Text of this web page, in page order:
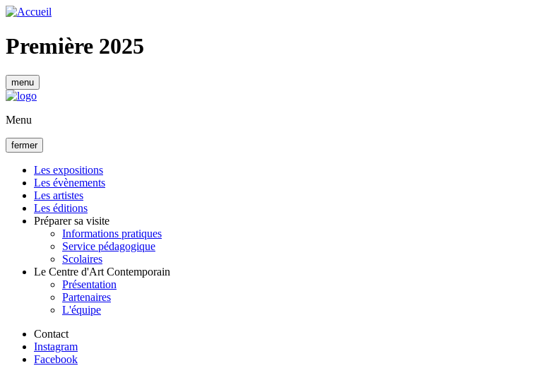
Aller
contenu
principal
Première 2025
menu
Menu
fermer
Navigation
principale
Les expositions
Les évènements
Les artistes
Les éditions
Préparer sa visite
Informations pratiques
Service pédagogique
Scolaires
Le Centre d'Art Contemporain
Présentation
Partenaires
L'équipe
Contact
Instagram
Facebook